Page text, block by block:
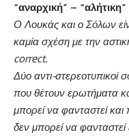
“αναρχική” –
Ο Λουκάς και ο Σόλων
καμία σχέση με την
correct.
Δύο αντι-στερεοτυπικοί
που θέτουν ερωτήματα
μπορεί να φανταστεί
δεν μπορεί να φανταστεί